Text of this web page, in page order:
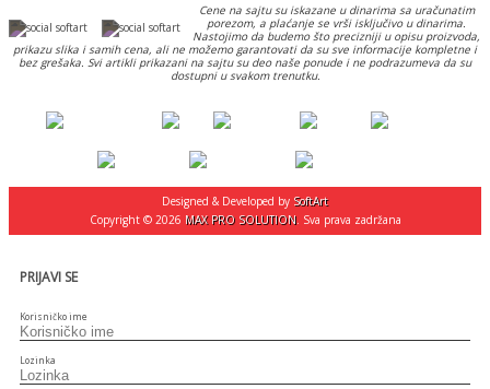
Cene na sajtu su iskazane u dinarima sa uračunatim
porezom, a plaćanje se vrši isključivo u dinarima.
Nastojimo da budemo što precizniji u opisu proizvoda,
prikazu slika i samih cena, ali ne možemo garantovati da su sve informacije kompletne i
bez grešaka. Svi artikli prikazani na sajtu su deo naše ponude i ne podrazumeva da su
dostupni u svakom trenutku.
Designed & Developed by SoftArt
Copyright © 2026 MAX PRO SOLUTION. Sva prava zadržana
PRIJAVI SE
Korisničko ime
Lozinka